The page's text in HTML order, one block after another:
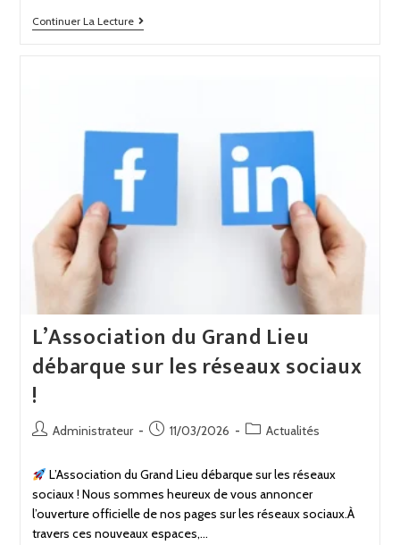
Continuer La Lecture
L’Association du Grand Lieu
débarque sur les réseaux sociaux
!
Administrateur 11/03/2026 Actualités
L’Association du Grand Lieu débarque sur les réseaux
sociaux ! Nous sommes heureux de vous annoncer
l’ouverture officielle de nos pages sur les réseaux sociaux.À
travers ces nouveaux espaces,…